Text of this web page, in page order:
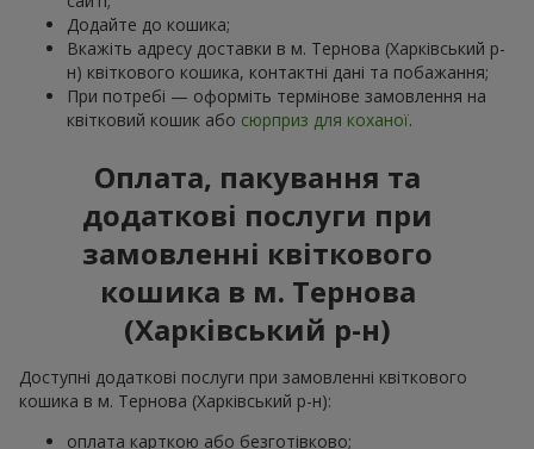
Додайте до кошика;
Вкажіть адресу доставки в м. Тернова (Харківський р-
н) квіткового кошика, контактні дані та побажання;
При потребі — оформіть термінове замовлення на
квітковий кошик або сюрприз для коханої.
Оплата, пакування та
додаткові послуги при
замовленні квіткового
кошика в м. Тернова
(Харківський р-н)
Доступні додаткові послуги при замовленні квіткового
кошика в м. Тернова (Харківський р-н):
оплата карткою або безготівково;